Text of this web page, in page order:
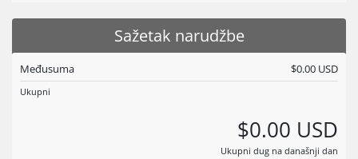
Sažetak narudžbe
Međusuma $0.00 USD
Ukupni
$0.00 USD
Ukupni dug na današnji dan